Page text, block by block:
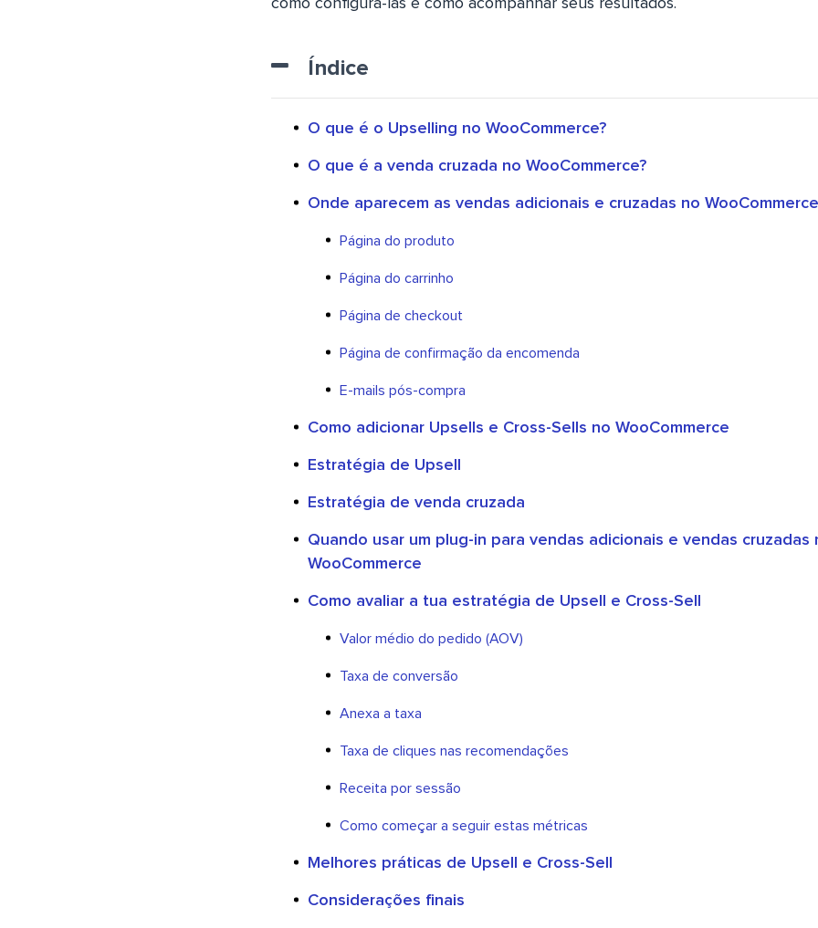
como configurá-las e como acompanhar seus resultados.
Índice
O que é o Upselling no WooCommerce?
O que é a venda cruzada no WooCommerce?
Onde aparecem as vendas adicionais e cruzadas no WooCommerce
Página do produto
Página do carrinho
Página de checkout
Página de confirmação da encomenda
E-mails pós-compra
Como adicionar Upsells e Cross-Sells no WooCommerce
Estratégia de Upsell
Estratégia de venda cruzada
Quando usar um plug-in para vendas adicionais e vendas cruzadas
WooCommerce
Como avaliar a tua estratégia de Upsell e Cross-Sell
Valor médio do pedido (AOV)
Taxa de conversão
Anexa a taxa
Taxa de cliques nas recomendações
Receita por sessão
Como começar a seguir estas métricas
Melhores práticas de Upsell e Cross-Sell
Considerações finais